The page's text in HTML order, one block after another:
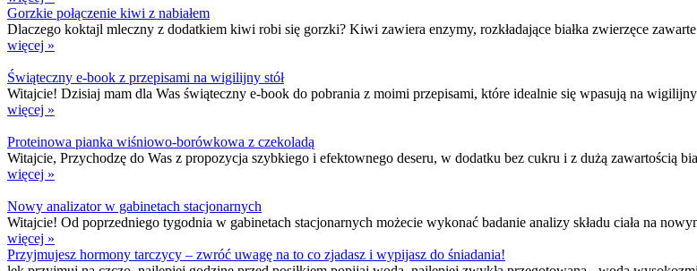
Gorzkie połączenie kiwi z nabiałem
Dlaczego koktajl mleczny z dodatkiem kiwi robi się gorzki? Kiwi zawiera enzymy, rozkładające białka zwierzęce
więcej »
Świąteczny e-book z przepisami na wigilijny stół
Witajcie! Dzisiaj mam dla Was świąteczny e-book do pobrania z moimi przepisami, które idealnie się wpasują na
więcej »
Proteinowa pianka wiśniowo-borówkowa z czekoladą
Witajcie, Przychodzę do Was z propozycja szybkiego i efektownego deseru, w dodatku bez cukru i z dużą zawartością
więcej »
Nowy analizator w gabinetach stacjonarnych
Witajcie! Od poprzedniego tygodnia w gabinetach stacjonarnych możecie wykonać badanie analizy składu ciała na
więcej »
Przyjmujesz hormony tarczycy – zwróć uwagę na to co zjadasz i wypijasz do śniadania!